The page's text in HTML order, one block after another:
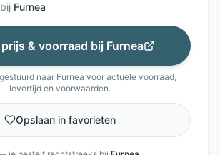
Furnea
& voorraad bij Furnea
naar Furnea voor actuele voorraad,
levertijd en voorwaarden.
Opslaan in favorieten